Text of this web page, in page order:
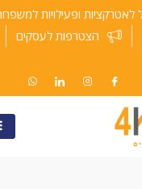
הצטרפות לעסקים